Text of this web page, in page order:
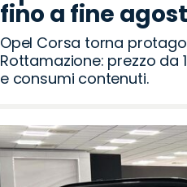
fino a fine
Opel Corsa torna
Rottamazione: prezzo da
e consumi contenuti.